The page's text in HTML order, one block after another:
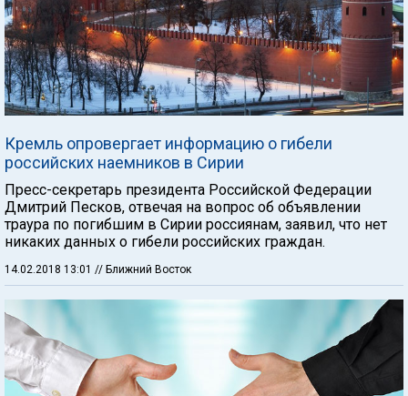
Кремль опровергает информацию о гибели
российских наемников в Сирии
Пресс-секретарь президента Российской Федерации
Дмитрий Песков, отвечая на вопрос об объявлении
траура по погибшим в Сирии россиянам, заявил, что нет
никаких данных о гибели российских граждан.
14.02.2018 13:01 // Ближний Восток